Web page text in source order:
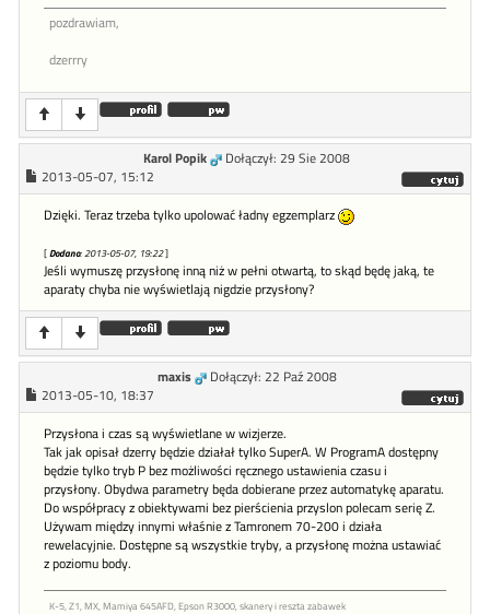
pozdrawiam,
dzerrry
Karol Popik
Dołączył: 29 Sie 2008
2013-05-07, 15:12
Dzięki. Teraz trzeba tylko upolować ładny egzemplarz
[Dodano: 2013-05-07, 19:22]
Jeśli wymuszę przysłonę inną niż w pełni otwartą, to skąd będę jaką, te
aparaty chyba nie wyświetlają nigdzie przysłony?
maxis
Dołączył: 22 Paź 2008
2013-05-10, 18:37
Przysłona i czas są wyświetlane w wizjerze.
Tak jak opisał dzerry będzie działał tylko SuperA. W ProgramA dostępny
będzie tylko tryb P bez możliwości ręcznego ustawienia czasu i
przysłony. Obydwa parametry będa dobierane przez automatykę aparatu.
Do współpracy z obiektywami bez pierścienia przyslon polecam serię Z.
Używam między innymi właśnie z Tamronem 70-200 i działa
rewelacyjnie. Dostępne są wszystkie tryby, a przysłonę można ustawiać
z poziomu body.
K-5, Z1, MX, Mamiya 645AFD, Epson R3000, skanery i reszta zabawek